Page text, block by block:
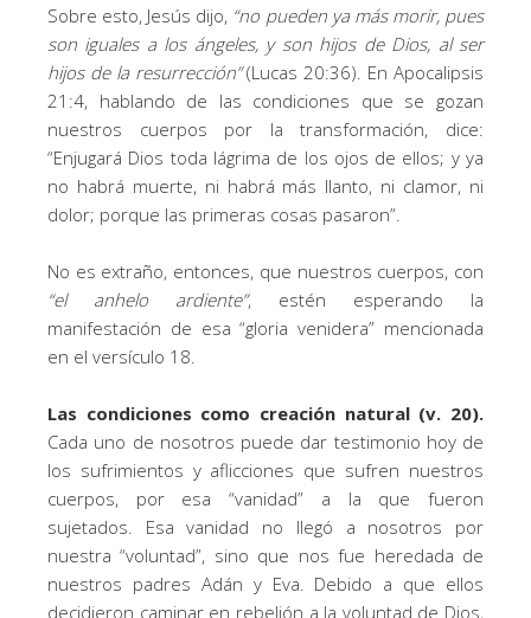
Sobre esto, Jesús dijo, “no pueden ya más morir, pues
son iguales a los ángeles, y son hijos de Dios, al ser
hijos de la resurrección”(Lucas 20:36). En Apocalipsis
21:4, hablando de las condiciones que se gozan
nuestros cuerpos por la transformación, dice:
“Enjugará Dios toda lágrima de los ojos de ellos; y ya
no habrá muerte, ni habrá más llanto, ni clamor, ni
dolor; porque las primeras cosas pasaron”.
No es extraño, entonces, que nuestros cuerpos, con
“el anhelo ardiente”, estén esperando la
manifestación de esa “gloria venidera” mencionada
en el versículo 18.
Las condiciones como creación natural (v. 20).
Cada uno de nosotros puede dar testimonio hoy de
los sufrimientos y aflicciones que sufren nuestros
cuerpos, por esa “vanidad” a la que fueron
sujetados. Esa vanidad no llegó a nosotros por
nuestra “voluntad”, sino que nos fue heredada de
nuestros padres Adán y Eva. Debido a que ellos
decidieron caminar en rebelión a la voluntad de Dios,